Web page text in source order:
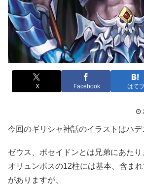
X Facebook はて
今回のギリシャ神話のイラストはハデ
ゼウス、ポセイドンとは兄弟にあたり
オリュンポスの12柱には基本、含ま
がありますが、